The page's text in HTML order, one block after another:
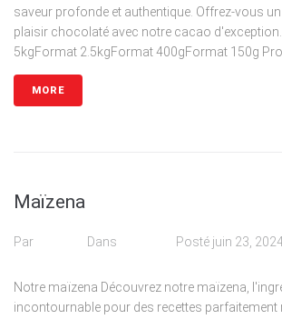
saveur profonde et authentique. Offrez-vous
plaisir chocolaté avec notre cacao
5kgFormat 2.5kgFormat 400gFormat 150g
MORE
Maïzena
Par Dans Posté juin 23,
Notre maïzena Découvrez notre maïzena,
incontournable pour des recettes parfaitement